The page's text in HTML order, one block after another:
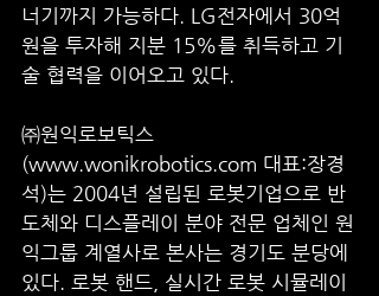
너기까지 가능하다. LG전자에서 30억
원을 투자해 지분 15%를 취득하고 기
술 협력을 이어오고 있다.
㈜원익로보틱스
(www.wonikrobotics.com 대표:장경
석)는 2004년 설립된 로봇기업으로 반
도체와 디스플레이 분야 전문 업체인 원
익그룹 계열사로 본사는 경기도 분당에
있다. 로봇 핸드, 실시간 로봇 시뮬레이